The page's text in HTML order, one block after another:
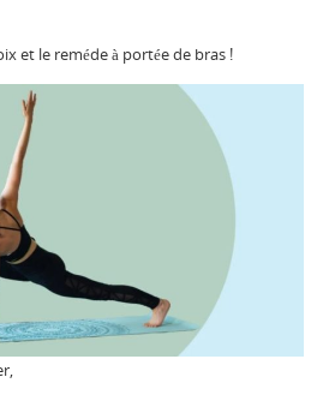
et le reméde à portée de bras !